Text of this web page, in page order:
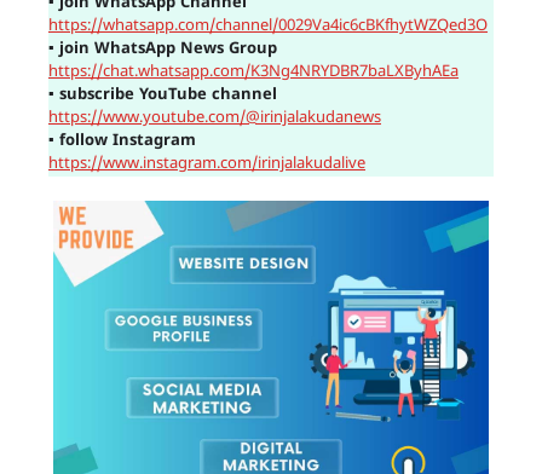
https://whatsapp.com/channel/0029Va4ic6cBKfhytWZQed3O
▪ join WhatsApp News Group
https://chat.whatsapp.com/K3Ng4NRYDBR7baLXByhAEa
▪ subscribe YouTube channel
https://www.youtube.com/@irinjalakudanews
▪ follow Instagram
https://www.instagram.com/irinjalakudalive